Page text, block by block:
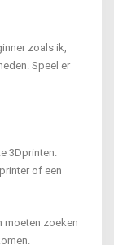
zoals ik,
Speel er
3Dprinten.
of een
moeten zoeken